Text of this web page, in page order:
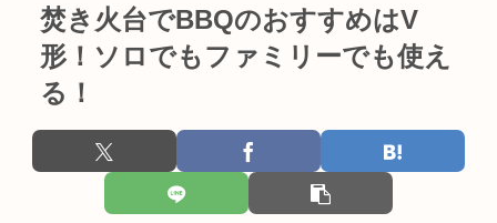
焚き火台でBBQのおすすめはV
形！ソロでもファミリーでも使え
る！